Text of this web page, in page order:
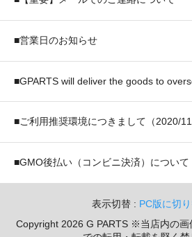
■営業日のお知らせ
■GPARTS will deliver the goods to
■ご利用推奨環境につきまして（2020/11/
■GMO後払い（コンビニ決済）について
表示切替 : PC版に切
Copyright 2026 G PARTS ※当店内の画